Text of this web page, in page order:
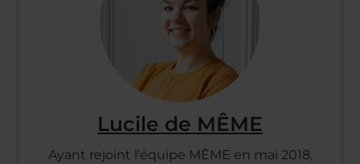
Lucile de MÊME
Ayant rejoint l'équipe MÊME en mai 2018,